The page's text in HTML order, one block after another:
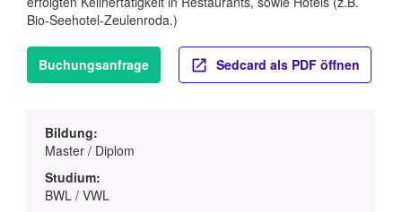
Bio-Seehotel-Zeulenroda.)
Buchungsanfrage Sedcard als PDF öffnen
Bildung:
Master / Diplom
Studium:
BWL / VWL